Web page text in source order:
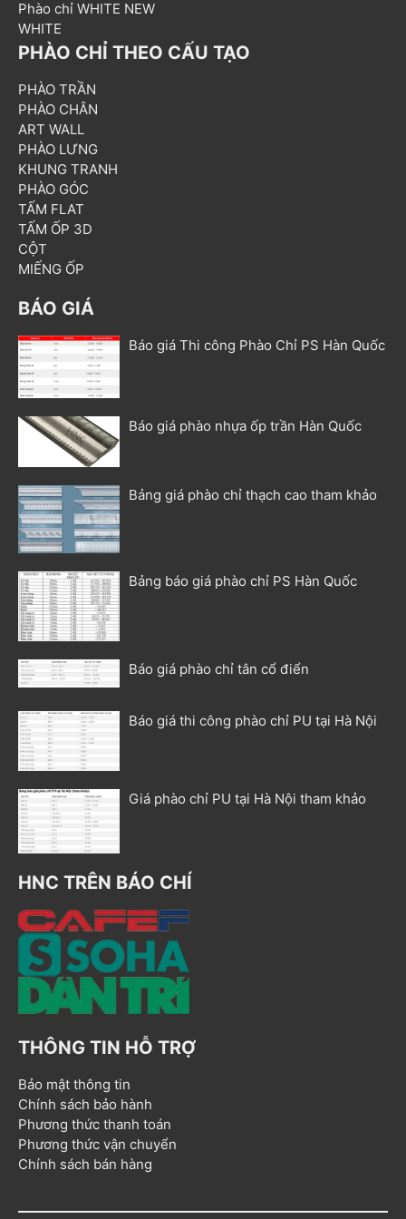
Phào chỉ WHITE NEW
WHITE
PHÀO CHỈ THEO CẤU TẠO
PHÀO TRẦN
PHÀO CHÂN
ART WALL
PHÀO LƯNG
KHUNG TRANH
PHÀO GÓC
TẤM FLAT
TẤM ỐP 3D
CỘT
MIẾNG ỐP
BÁO GIÁ
Báo giá Thi công Phào Chỉ PS Hàn Quốc
Báo giá phào nhựa ốp trần Hàn Quốc
Bảng giá phào chỉ thạch cao tham khảo
Bảng báo giá phào chỉ PS Hàn Quốc
Báo giá phào chỉ tân cổ điển
Báo giá thi công phào chỉ PU tại Hà Nội
Giá phào chỉ PU tại Hà Nội tham khảo
HNC TRÊN BÁO CHÍ
THÔNG TIN HỖ TRỢ
Bảo mật thông tin
Chính sách bảo hành
Phương thức thanh toán
Phương thức vận chuyển
Chính sách bán hàng